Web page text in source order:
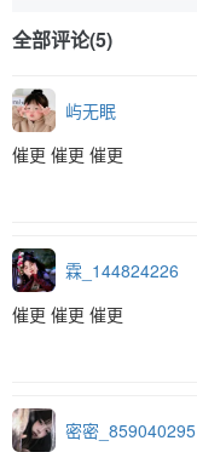
全部评论(5)
屿无眠
催更 催更 催更
霖_144824226
催更 催更 催更
密密_859040295